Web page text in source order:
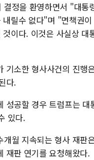
정을 환영하면서 "대통
릴수 없다"며 "면책권
이다. 이것은 사실상 대
기소한 형사사건의 진행
다.
성공할 경우 트럼프는
있다.
월 지속되는 형사 재판
재판 연기를 요청해왔다.